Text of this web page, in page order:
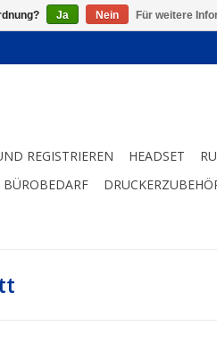
REGISTRIEREN HEADSET
BÜROBEDARF
Ja Nein Für weitere